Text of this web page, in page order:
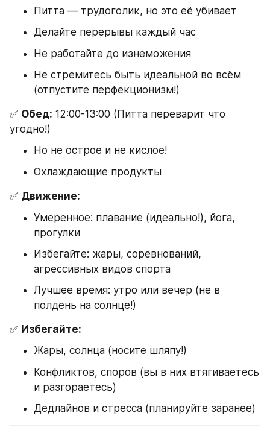
Питта — трудоголик, но это её убивает
Делайте перерывы каждый час
Не работайте до изнеможения
Не стремитесь быть идеальной во всём
(отпустите перфекционизм!)
✅ Обед: 12:00-13:00 (Питта переварит что
угодно!)
Но не острое и не кислое!
Охлаждающие продукты
✅ Движение:
Умеренное: плавание (идеально!), йога,
прогулки
Избегайте: жары, соревнований,
агрессивных видов спорта
Лучшее время: утро или вечер (не в
полдень на солнце!)
✅ Избегайте:
Жары, солнца (носите шляпу!)
Конфликтов, споров (вы в них втягиваетесь
и разгораетесь)
Дедлайнов и стресса (планируйте заранее)